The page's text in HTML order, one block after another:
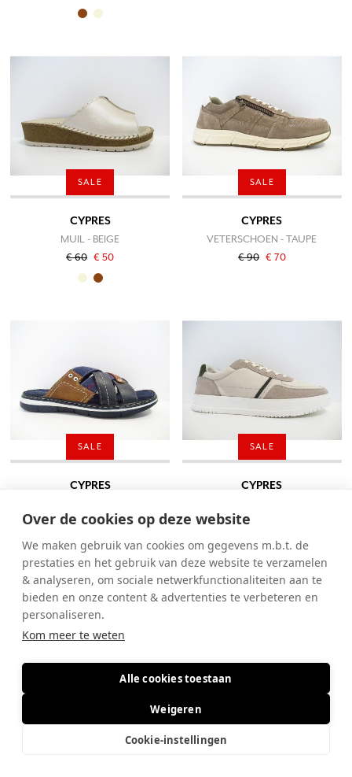
Over de cookies op deze website
We maken gebruik van cookies om gegevens m.b.t. de
prestaties en het gebruik van deze website te verzamelen
& analyseren, om sociale netwerkfunctionaliteiten aan te
bieden en onze content & advertenties te verbeteren en
personaliseren.
Kom meer te weten
Alle cookies toestaan
Weigeren
Cookie-instellingen
SALE
CYPRES
MUIL - BEIGE
€ 60 € 50
SALE
CYPRES
VETERSCHOEN - TAUPE
€ 90 € 70
SALE
CYPRES
€ 60 € 50
SALE
CYPRES
€ 90
CYPRES
MUIL - BRUIN MIDDEN
CYPRES
PANTOFFEL - WIT